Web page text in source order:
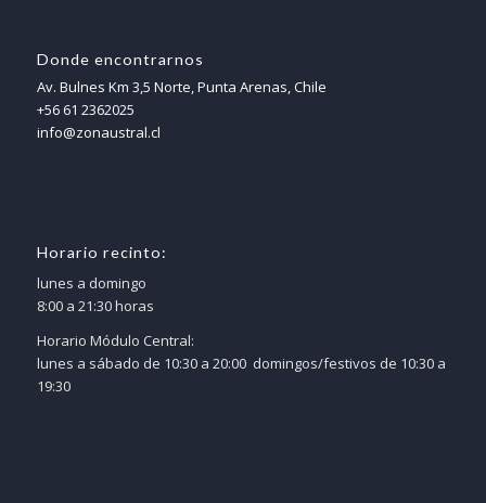
Donde encontrarnos
Av. Bulnes Km 3,5 Norte, Punta Arenas, Chile
+56 61 2362025
info@zonaustral.cl
Horario recinto:
lunes a domingo
8:00 a 21:30 horas
Horario Módulo Central:
lunes a sábado de 10:30 a 20:00 domingos/festivos de 10:30 a
19:30